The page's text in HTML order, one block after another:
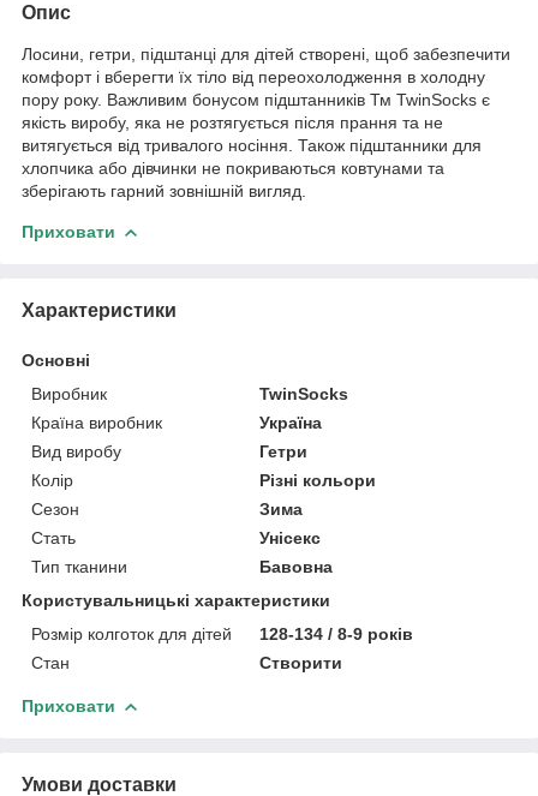
Опис
Лосини, гетри, підштанці для дітей створені, щоб забезпечити
комфорт і вберегти їх тіло від переохолодження в холодну
пору року. Важливим бонусом підштанників Тм TwinSocks є
якість виробу, яка не розтягується після прання та не
витягується від тривалого носіння. Також підштанники для
хлопчика або дівчинки не покриваються ковтунами та
зберігають гарний зовнішній вигляд.
Приховати
Характеристики
Основні
Виробник
TwinSocks
Країна виробник
Україна
Вид виробу
Гетри
Колір
Різні кольори
Сезон
Зима
Стать
Унісекс
Тип тканини
Бавовна
Користувальницькі характеристики
Розмір колготок для дітей
128-134 / 8-9 років
Стан
Створити
Приховати
Умови доставки